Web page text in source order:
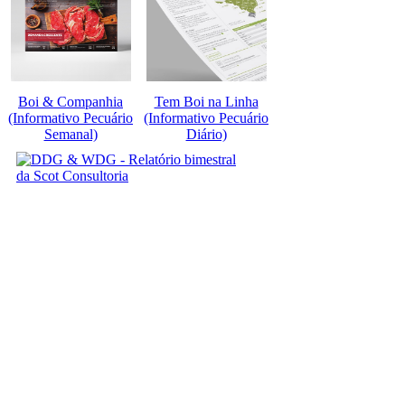
Boi & Companhia
(Informativo Pecuário
Semanal)
Tem Boi na Linha
(Informativo Pecuário
Diário)